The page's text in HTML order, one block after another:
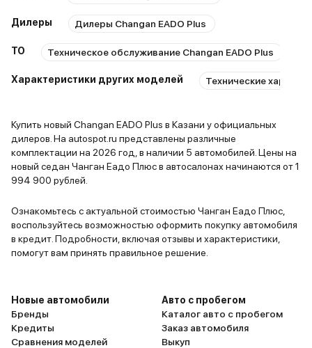
сидения безумно удобные. У
водительского кресла есть куча
найдёт для себя удобное
без этого наша семья уже точно
не может. Очень понравилось, что
спинки задних кресел можно
сложить, на тот случай, если
перевезти в багажнике.
Автомобиль нам очень нравится,
надеюсь прослужит нам долгую и
это , как и
объёмные
возможно.
данный
будет
Дилеры Дилеры Changan EADO Plus
ТО Техническое обслуживание Changan EADO Plus
Характеристики других моделей Технические
Купить новый Changan EADO Plus в Казани у официальных
дилеров. На autospot.ru представлены различные
комплектации на 2026 год, в наличии 5 автомобилей. Цены на
новый седан Чанган Еадо Плюс в автосалонах начинаются от 1
994 900 рублей.
Ознакомьтесь с актуальной стоимостью Чанган Еадо Плюс,
воспользуйтесь возможностью оформить покупку автомобиля
в кредит. Подробности, включая отзывы и характеристики,
помогут вам принять правильное решение.
Новые автомобили
Бренды
Кредиты
Сравнения моделей
Авто с пробегом
Каталог авто с пробегом
Заказ автомобиля
Выкуп